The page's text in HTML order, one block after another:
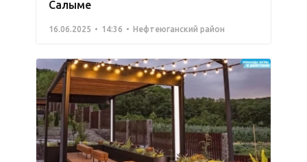
Салыме
16.06.2025 14:36 Нефтеюганский район